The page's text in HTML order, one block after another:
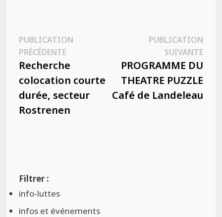
Navigation
de
l’article
PUBLICATION
PRÉCÉDENTEPublication
précédente :
Recherche
colocation courte
durée, secteur
Rostrenen
PUBLICATION
SUIVANTE
PROGRAMME DU
THEATRE PUZZLE
Café de Landeleau
info-luttes
infos et événements